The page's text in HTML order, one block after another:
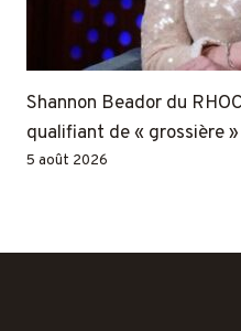
Shannon Beador du
qualifiant de « grossière »
5 août 2026